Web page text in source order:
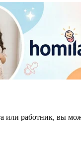
или работник, вы